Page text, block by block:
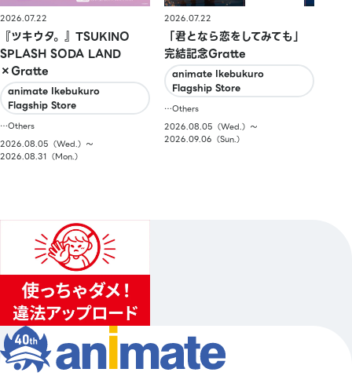
2026.07.22
『ツキウタ。』TSUKINO
SPLASH SODA LAND
×Gratte
animate Ikebukuro
Flagship Store
…Others
2026.08.05（Wed.）〜
2026.08.31（Mon.）
2026.07.22
「君となら恋をしてみても」
完結記念Gratte
animate Ikebukuro
Flagship Store
…Others
2026.08.05（Wed.）〜
2026.09.06（Sun.）